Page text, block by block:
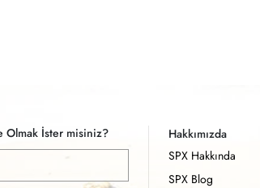
Olmak İster misiniz?
Hakkımızda
SPX Hakkında
SPX Blog